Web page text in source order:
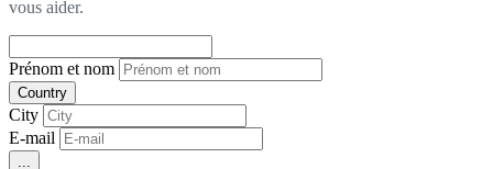
vous aider.
Prénom et nom
Country
City
E-mail